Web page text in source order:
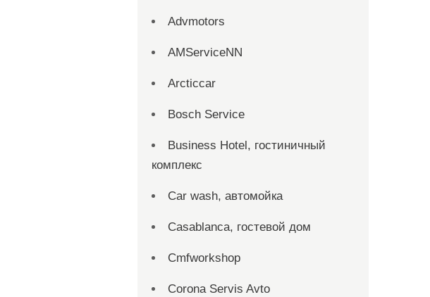
Advmotors
AMServiceNN
Arcticcar
Bosch Service
Business Hotel, гостиничный
комплекс
Car wash, автомойка
Casablanca, гостевой дом
Cmfworkshop
Corona Servis Avto